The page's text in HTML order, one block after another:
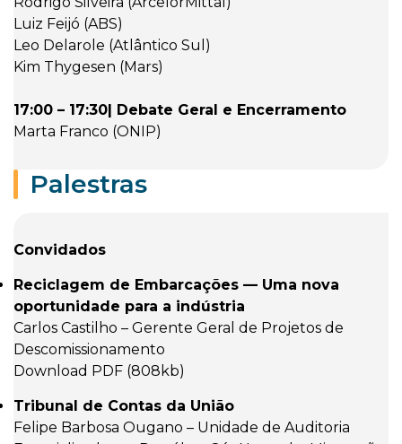
Luiz Feijó (ABS)
Leo Delarole (Atlântico Sul)
Kim Thygesen (Mars)
17:00 – 17:30| Debate Geral e Encerramento
Marta Franco (ONIP)
Palestras
Convidados
Reciclagem de Embarcações — Uma nova
oportunidade para a indústria
Carlos Castilho – Gerente Geral de Projetos de
Descomissionamento
Download PDF (808kb)
Tribunal de Contas da União
Felipe Barbosa Ougano – Unidade de Auditoria